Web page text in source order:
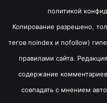
политикой
Копирование разрешено,
тегов noindex и nofollow)
правилами сайта.
содержание
совпадать с мнением